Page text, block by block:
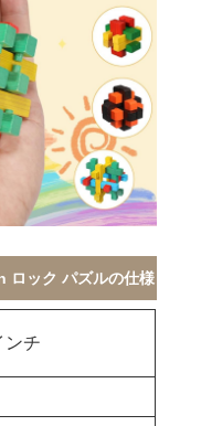
ック パズルの仕様
ンチ